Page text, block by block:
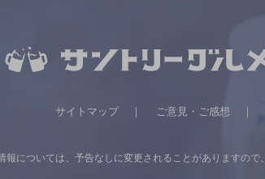
サイトマップ ご意見・ご感想
については、 予告なしに変更されることがありますので、